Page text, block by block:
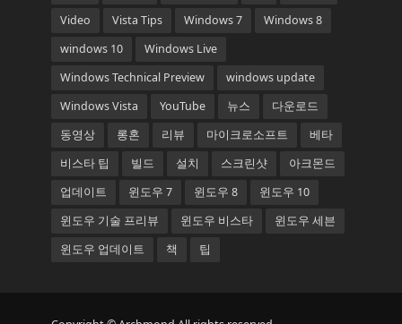
Video
Vista Tips Windows 7
Windows 8
windows 10
Windows Live
Windows Technical Preview
windows update
Windows Vista
YouTube 뉴스
다운로드
동영상
롱혼 리뷰 마이크로소프트
베타
비스타 팁
빌드 설치 스크린샷
아크몬드
업데이트
윈도우 7 윈도우 8
윈도우 10
윈도우 기술 프리뷰
윈도우 비스타
윈도우 세븐
윈도우 업데이트
책 팁